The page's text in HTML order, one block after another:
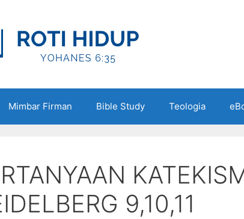
Mimbar Firman Bible Study Teologia
9,10,11